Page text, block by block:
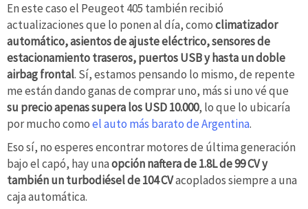
En este caso el Peugeot 405 también recibió
actualizaciones que lo ponen al día, comoclimatizador
automático, asientos de ajuste eléctrico, sensores de
estacionamiento traseros, puertos USB y hasta un doble
airbag frontal. Sí, estamos pensando lo mismo, de repente
me están dando ganas de comprar uno, más si uno vé que
su precio apenas supera los USD 10.000, lo que lo ubicaría
por mucho comoel auto más barato de Argentina.
Eso sí, no esperes encontrar motores de última generación
bajo el capó, hay unaopción naftera de 1.8L de 99 CV y
también un turbodiésel de 104 CVacoplados siempre a una
caja automática.